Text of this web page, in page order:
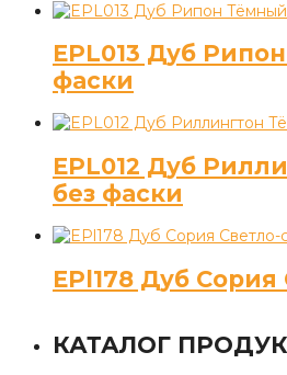
EPL013 Дуб
фаски
EPL012 Дуб
без фаски
EPl178 Дуб
КАТАЛОГ